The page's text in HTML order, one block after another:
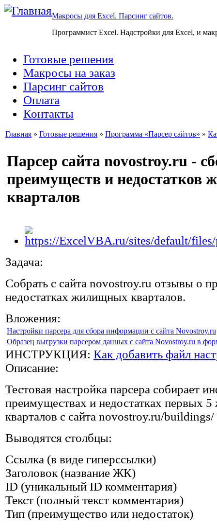
Макросы для Excel. Парсинг сайтов.
Программист Excel. Надстройки для Excel, и
Готовые решения
Макросы на заказ
Парсинг сайтов
Оплата
Контакты
Главная » Готовые решения » Программа «Парсер сайтов» »
Парсер сайта novostroy.ru -
преимуществ и недостатков
кварталов
Задача:
Собрать с сайта novostroy.ru отзывы о
недостатках жилищных кварталов.
Вложения:
Настройки парсера для сбора информации с сайта Novostroy.ru
Образец выгрузки парсером данных с сайта Novostroy.ru в
ИНСТРУКЦИЯ: Как добавить файл
Описание:
Тестовая настройка парсера собирает
преимуществах и недостатках первых
кварталов с сайта novostroy.ru/buildings/
Выводятся столбцы:
Ссылка (в виде гиперссылки)
Заголовок (название ЖК)
ID (уникальный ID комментария)
Текст (полный текст комментария)
Тип (преимущество или недостаток)